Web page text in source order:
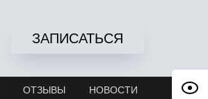
ЗАПИСАТЬСЯ
ОТЗЫВЫ
НОВОСТИ